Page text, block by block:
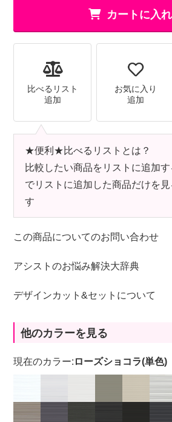
カートに入
比べるリスト
追加
お気に入り
追加
★便利★比べるリストとは？
比較したい商品をリストに追加
でリストに追加した商品だけを見
す
この商品についてのお問い合わせ
アシストのお悩み解決大辞典
デザインカット&セットについて
他のカラーを見る
現在のカラー: ローズショコラ(単色)